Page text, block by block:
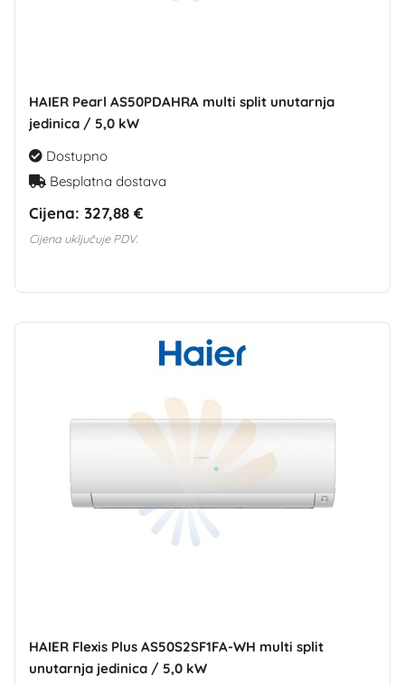
HAIER Pearl AS50PDAHRA multi split unutarnja
jedinica / 5,0 kW
Dostupno
Besplatna dostava
Cijena: 327,88 €
Cijena uključuje PDV.
HAIER Flexis Plus AS50S2SF1FA-WH multi split
unutarnja jedinica / 5,0 kW